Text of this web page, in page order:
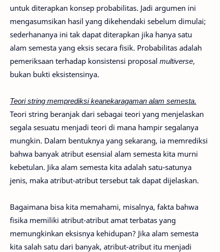
untuk diterapkan konsep probabilitas. Jadi argumen ini
mengasumsikan hasil yang dikehendaki sebelum dimulai;
sederhananya ini tak dapat diterapkan jika hanya satu
alam semesta yang eksis secara fisik. Probabilitas adalah
pemeriksaan terhadap konsistensi proposal multiverse,
bukan bukti eksistensinya.
Teori string memprediksi keanekaragaman alam semesta.
Teori string beranjak dari sebagai teori yang menjelaskan
segala sesuatu menjadi teori di mana hampir segalanya
mungkin. Dalam bentuknya yang sekarang, ia memrediksi
bahwa banyak atribut esensial alam semesta kita murni
kebetulan. Jika alam semesta kita adalah satu-satunya
jenis, maka atribut-atribut tersebut tak dapat dijelaskan.
Bagaimana bisa kita memahami, misalnya, fakta bahwa
fisika memiliki atribut-atribut amat terbatas yang
memungkinkan eksisnya kehidupan? Jika alam semesta
kita salah satu dari banyak, atribut-atribut itu menjadi